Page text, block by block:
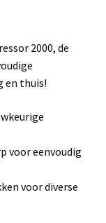
2000, de
en thuis!
voor eenvoudig
voor diverse